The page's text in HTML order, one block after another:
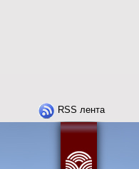
RSS лента